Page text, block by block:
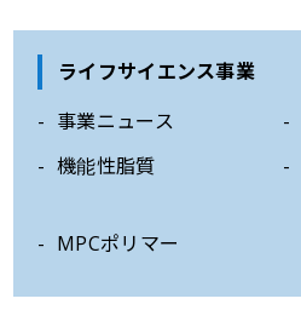
ライフサイエンス事業
事業ニュース
機能性脂質
MPCポリマー